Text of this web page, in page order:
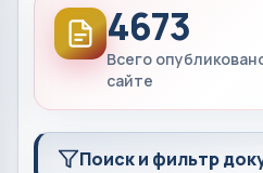
4673
Всего
сайте
Поиск и фильтр